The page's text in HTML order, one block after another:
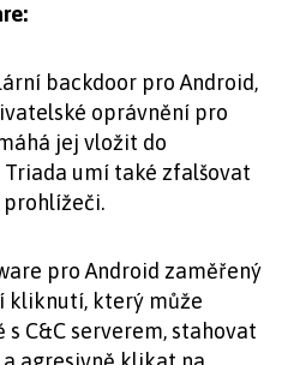
backdoor pro Android,
oprávnění pro
jej vložit do
umí také zfalšovat
prohlížeči.
pro Android zaměřený
kliknutí, který může
C&C serverem, stahovat